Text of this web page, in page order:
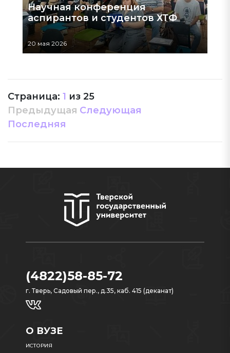
Научная конференция
аспирантов и студентов ХТФ
20 мая 2026
Страница: 1 из 25
Предыдущая Следующая
Последняя
(4822)58-85-72
г. Тверь, Садовый пер., д.35, каб. 415 (деканат)
О ВУЗЕ
ИСТОРИЯ